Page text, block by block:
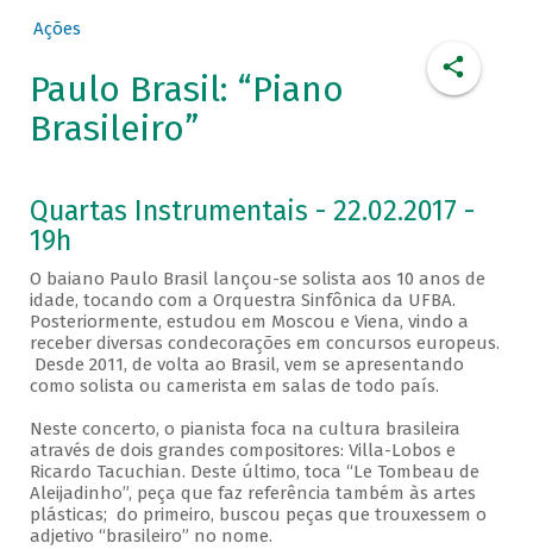
Ações
Paulo Brasil: “Piano
Brasileiro”
Quartas Instrumentais - 22.02.2017 -
19h
O baiano Paulo Brasil lançou-se solista aos 10 anos de
idade, tocando com a Orquestra Sinfônica da UFBA.
Posteriormente, estudou em Moscou e Viena, vindo a
receber diversas condecorações em concursos europeus.
Desde 2011, de volta ao Brasil, vem se apresentando
como solista ou camerista em salas de todo país.
Neste concerto, o pianista foca na cultura brasileira
através de dois grandes compositores: Villa-Lobos e
Ricardo Tacuchian. Deste último, toca “Le Tombeau de
Aleijadinho”, peça que faz referência também às artes
plásticas; do primeiro, buscou peças que trouxessem o
adjetivo “brasileiro” no nome.